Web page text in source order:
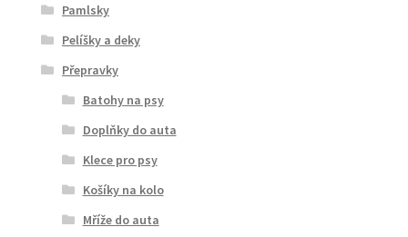
Pamlsky
Pelíšky a deky
Přepravky
Batohy na psy
Doplňky do auta
Klece pro psy
Košíky na kolo
Mříže do auta